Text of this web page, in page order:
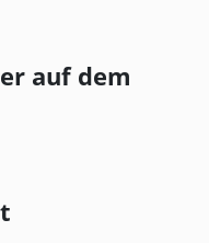
auf dem